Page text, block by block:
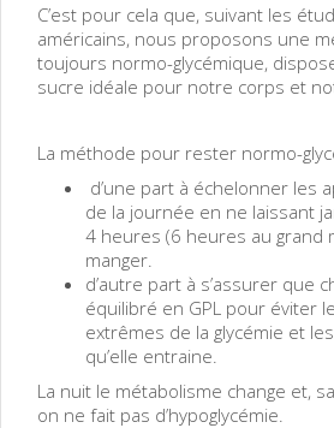
C’est pour cela que, suivant les
américains, nous proposons une
toujours normo-glycémique,
sucre idéale pour notre corps et
La méthode pour rester normo-
d’une part à échelonner les
de la journée en ne laissant
4 heures (6 heures au grand
manger.
d’autre part à s’assurer que
équilibré en GPL pour éviter
extrêmes de la glycémie et les
qu’elle entraine.
La nuit le métabolisme change et,
on ne fait pas d’hypoglycémie.